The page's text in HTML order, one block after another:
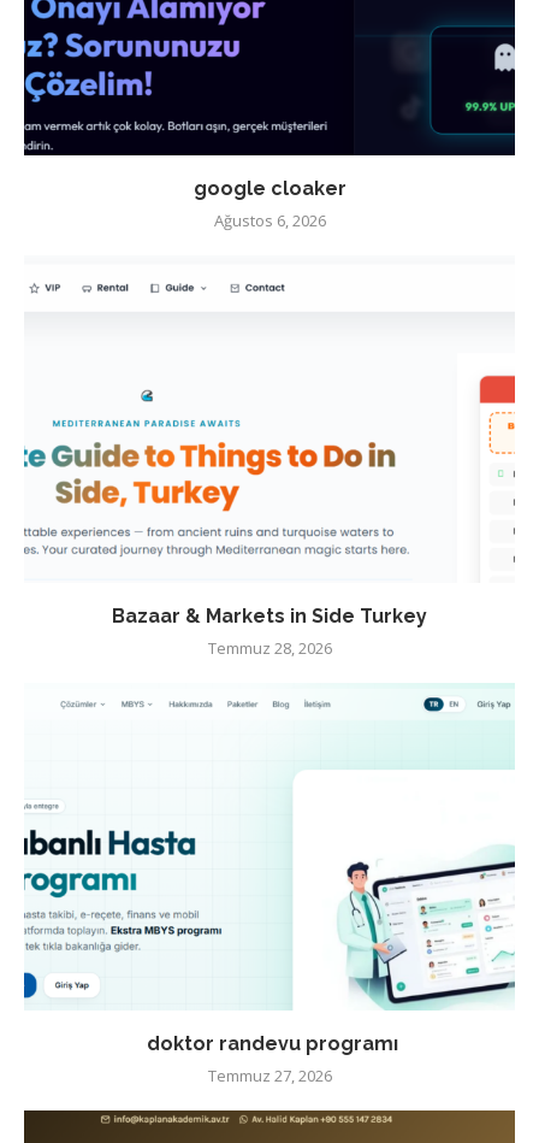
google cloaker
Ağustos 6, 2026
Bazaar & Markets in Side Turkey
Temmuz 28, 2026
doktor randevu programı
Temmuz 27, 2026